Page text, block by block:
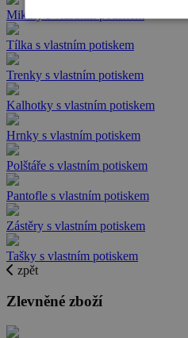
Mikiny s vlastním potiskem
Tílka s vlastním potiskem
Trenky s vlastním potiskem
Kalhotky s vlastním potiskem
Hrnky s vlastním potiskem
Polštáře s vlastním potiskem
Pantofle s vlastním potiskem
Zástěry s vlastním potiskem
Tašky s vlastním potiskem
zpět
Zlevněné zboží